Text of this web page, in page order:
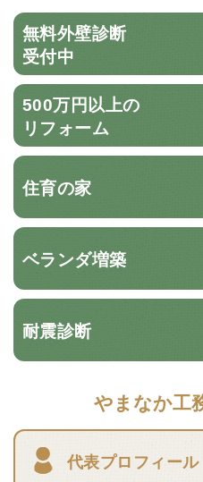
無料外壁診断
受付中
500万円以上の
リフォーム
住育の家
ベランダ増築
耐震診断
やまなか工
代表プロフィール